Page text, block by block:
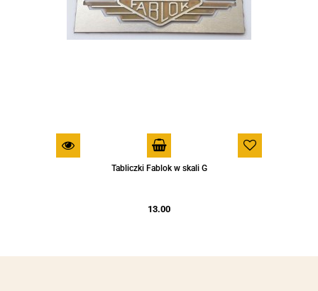
Tabliczki Fablok w skali G
13.00